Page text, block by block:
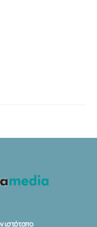
ιστότοπο